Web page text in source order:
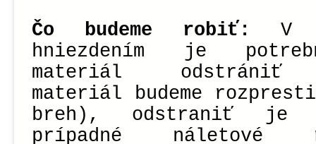
Čo budeme robiť:
V
hniezdením je
materiál odstrániť
materiál budeme
breh), odstraniť je
prípadné